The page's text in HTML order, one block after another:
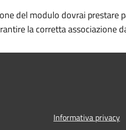
del modulo dovrai
la corretta associazione
Informativa privacy